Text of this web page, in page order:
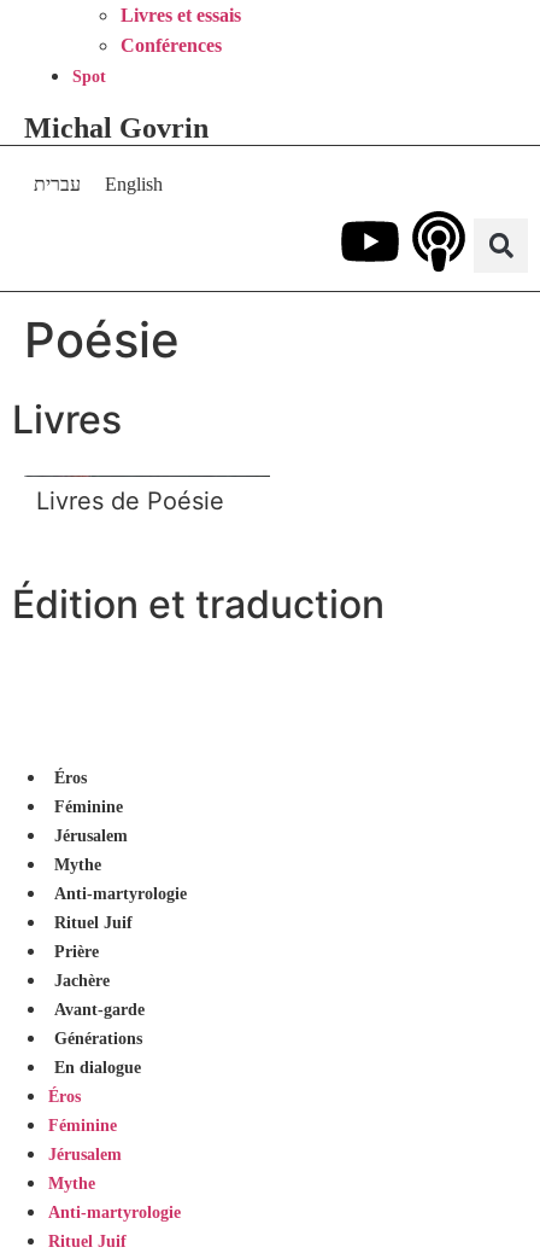
Livres et essais
Conférences
Spot
Michal Govrin
עברית English
Poésie
Livres
Livres de Poésie
Édition et traduction
Éros
Féminine
Jérusalem
Mythe
Anti-martyrologie
Rituel Juif
Prière
Jachère
Avant-garde
Générations
En dialogue
Éros
Féminine
Jérusalem
Mythe
Anti-martyrologie
Rituel Juif